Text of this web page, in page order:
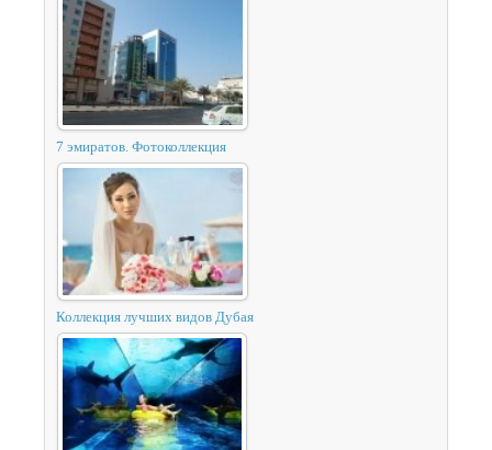
7 эмиратов. Фотоколлекция
Коллекция лучших видов Дубая